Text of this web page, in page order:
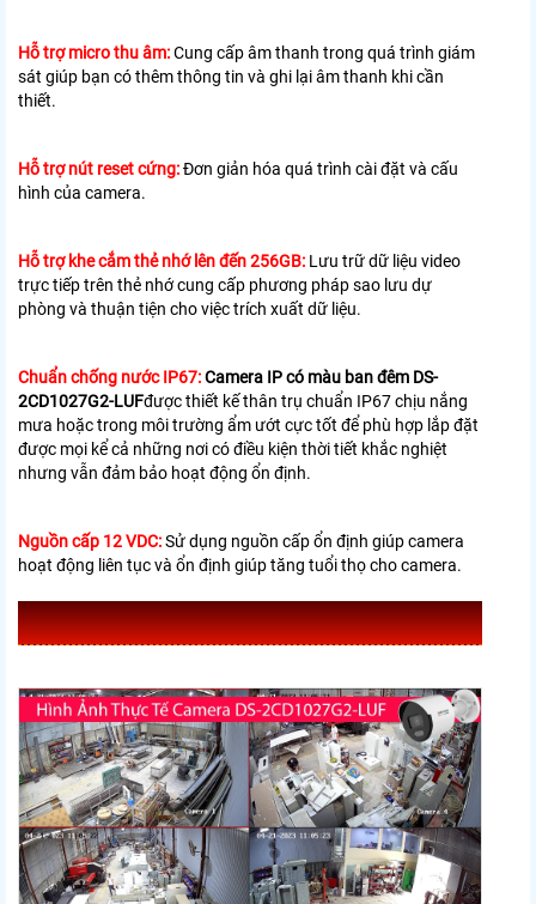
Hỗ trợ micro thu âm:Cung cấp âm thanh trong quá trình giám
sát giúp bạn có thêm thông tin và ghi lại âm thanh khi cần
thiết.
Hỗ trợ nút reset cứng:Đơn giản hóa quá trình cài đặt và cấu
hình của camera.
Hỗ trợ khe cắm thẻ nhớ lên đến 256GB: Lưu trữ dữ liệu video
trực tiếp trên thẻ nhớ cung cấp phương pháp sao lưu dự
phòng và thuận tiện cho việc trích xuất dữ liệu.
Chuẩn chống nước IP67:Camera IP có màu ban đêm DS-
2CD1027G2-LUFđược thiết kế thân trụ chuẩn IP67 chịu nắng
mưa hoặc trong môi trường ẩm ướt cực tốt để phù hợp lắp đặt
được mọi kể cả những nơi có điều kiện thời tiết khắc nghiệt
nhưng vẫn đảm bảo hoạt động ổn định.
Nguồn cấp 12 VDC:Sử dụng nguồn cấp ổn định giúp camera
hoạt động liên tục và ổn định giúp tăng tuổi thọ cho camera.